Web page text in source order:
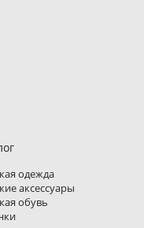
одежда
аксессуары
обувь